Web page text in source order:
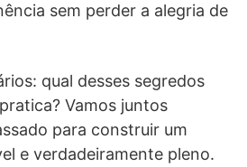
sem perder a alegria de
qual desses segredos
Vamos juntos
para construir um
e verdadeiramente pleno.